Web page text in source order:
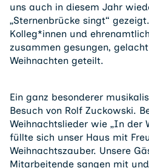
uns auch in diesem Jahr
„Sternenbrücke singt“
Kolleg*innen und
zusammen gesungen,
Weihnachten geteilt.
Ein ganz besonderer
Besuch von Rolf Zuckowski.
Weihnachtslieder wie „In der
füllte sich unser Haus mit
Weihnachtszauber. Unsere
Mitarbeitende sangen mit